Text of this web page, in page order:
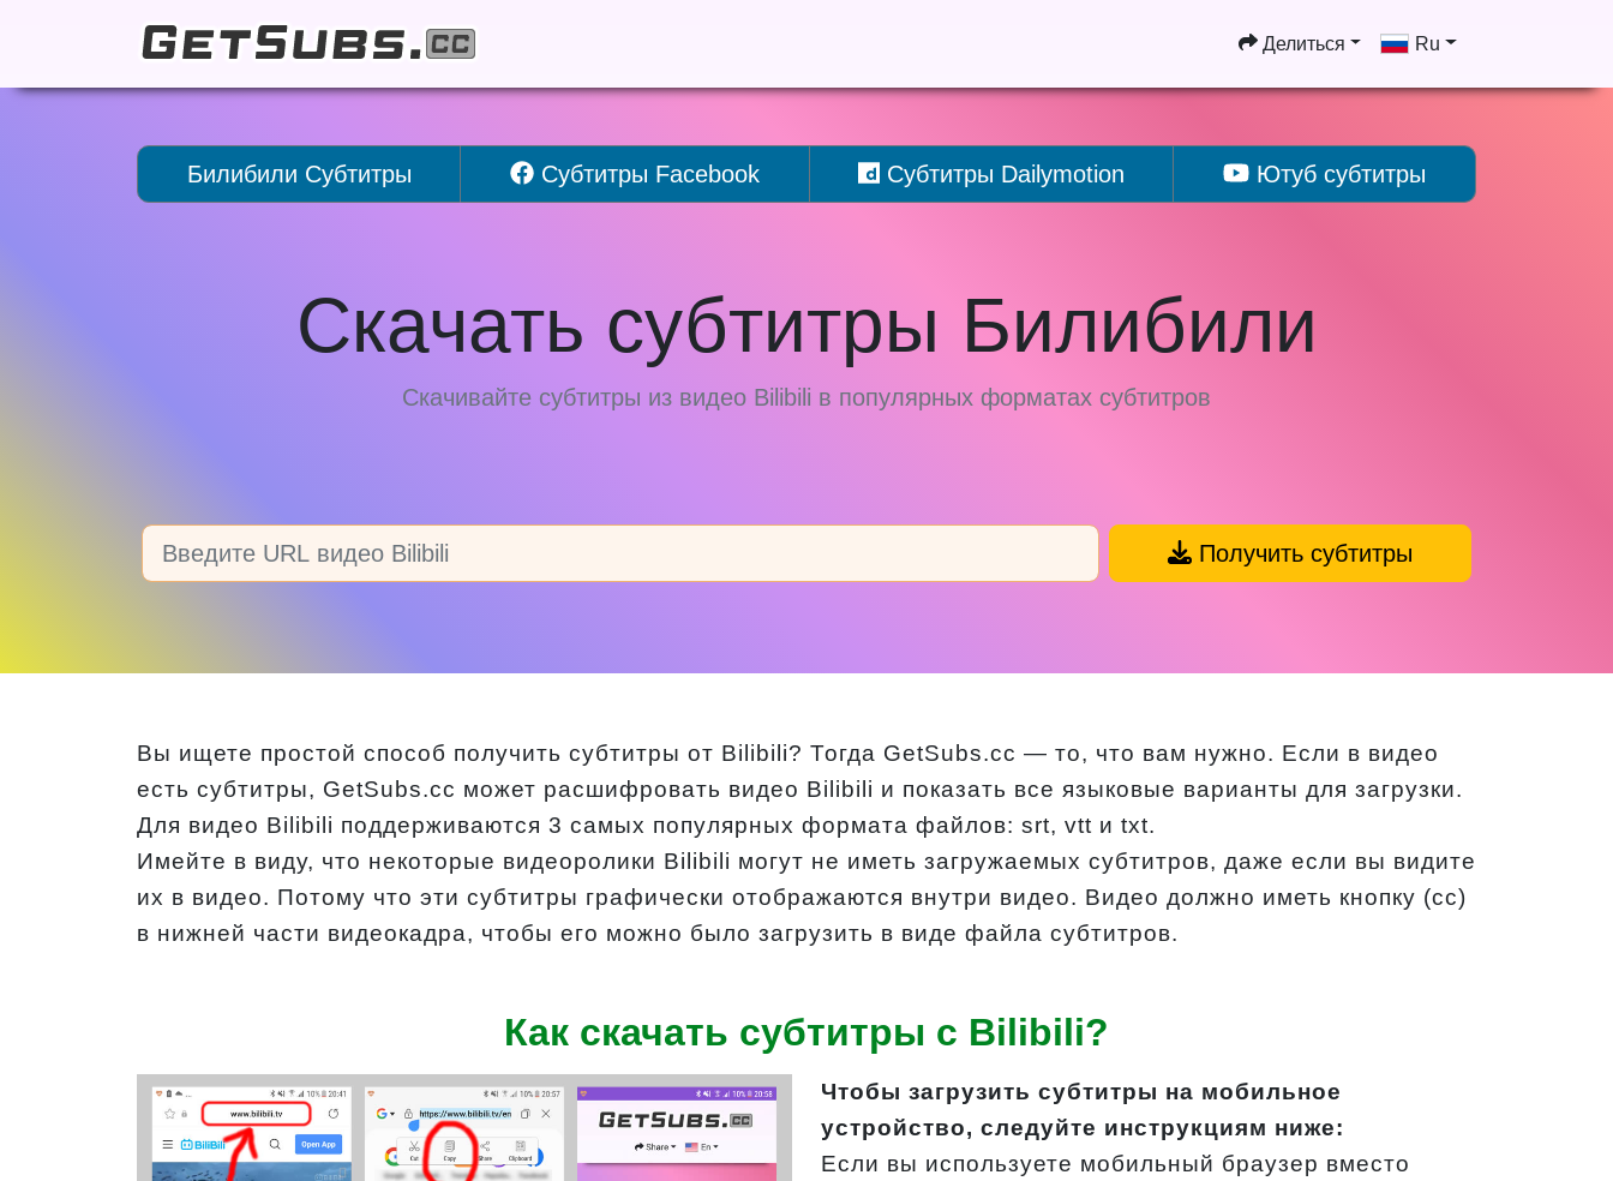
Делиться Ru
Билибили Субтитры Субтитры Facebook Субтитры Dailymotion Ютуб субтитры
Скачать субтитры Билибили
Скачивайте субтитры из видео Bilibili в популярных форматах субтитров
Получить субтитры
Вы ищете простой способ получить субтитры от Bilibili? Тогда GetSubs.cc — то, что вам нужно. Если в видео
есть субтитры, GetSubs.cc может расшифровать видео Bilibili и показать все языковые варианты для загрузки.
Для видео Bilibili поддерживаются 3 самых популярных формата файлов: srt, vtt и txt.
Имейте в виду, что некоторые видеоролики Bilibili могут не иметь загружаемых субтитров, даже если вы видите
их в видео. Потому что эти субтитры графически отображаются внутри видео. Видео должно иметь кнопку (cc)
в нижней части видеокадра, чтобы его можно было загрузить в виде файла субтитров.
Как скачать субтитры с Bilibili?
Чтобы загрузить субтитры на мобильное
устройство, следуйте инструкциям ниже:
Если вы используете мобильный браузер вместо